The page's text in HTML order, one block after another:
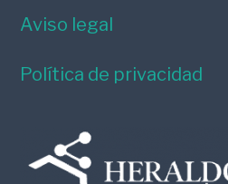
Aviso legal
Política de privacidad